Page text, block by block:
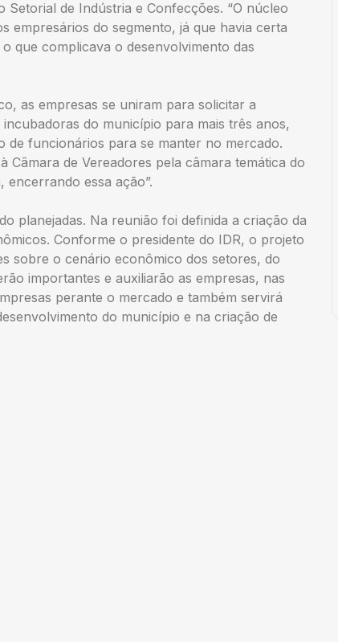
de Indústria e Confecções. “O núcleo
empresários do segmento, já que havia certa
que complicava o desenvolvimento das
as empresas se uniram para solicitar a
do município para mais três anos,
de funcionários para se manter no mercado.
Câmara de Vereadores pela câmara temática do
encerrando essa ação”.
planejadas. Na reunião foi definida a criação da
Conforme o presidente do IDR, o projeto
sobre o cenário econômico dos setores, do
importantes e auxiliarão as empresas, nas
perante o mercado e também servirá
do município e na criação de